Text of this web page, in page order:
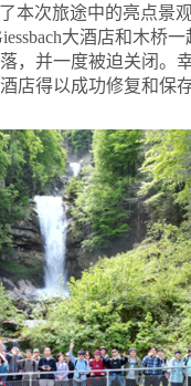
本次旅途中的亮点景
大酒店和木桥
，并一度被迫关闭。
店得以成功修复和保